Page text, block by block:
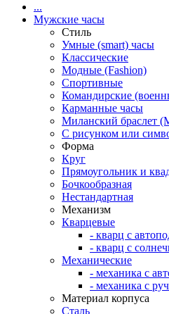
...
Мужские часы
Стиль
Умные (smart) часы
Классические
Модные (Fashion)
Спортивные
Командирские
Карманные часы
Миланский браслет
С рисунком или
Форма
Круг
Прямоугольник и
Бочкообразная
Нестандартная
Механизм
Кварцевые
- кварц с
- кварц с
Механические
- механика с
- механика с
Материал корпуса
Сталь